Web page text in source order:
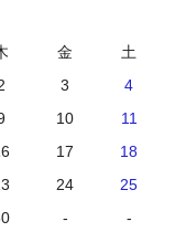
金
土
3
4
10
11
17
18
24
25
- -